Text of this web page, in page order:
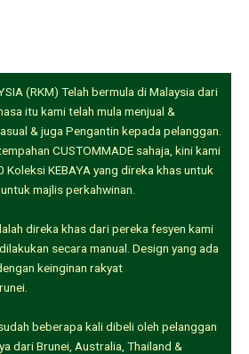
(RKM) Telah bermula di Malaysia dari
itu kami telah mula menjual &
& juga Pengantin kepada pelanggan.
CUSTOMMADE sahaja, kini kami
Koleksi KEBAYA yang direka khas untuk
majlis perkahwinan.
direka khas dari pereka fesyen kami
secara manual. Design yang ada
keinginan rakyat
beberapa kali dibeli oleh pelanggan
dari Brunei, Australia, Thailand &